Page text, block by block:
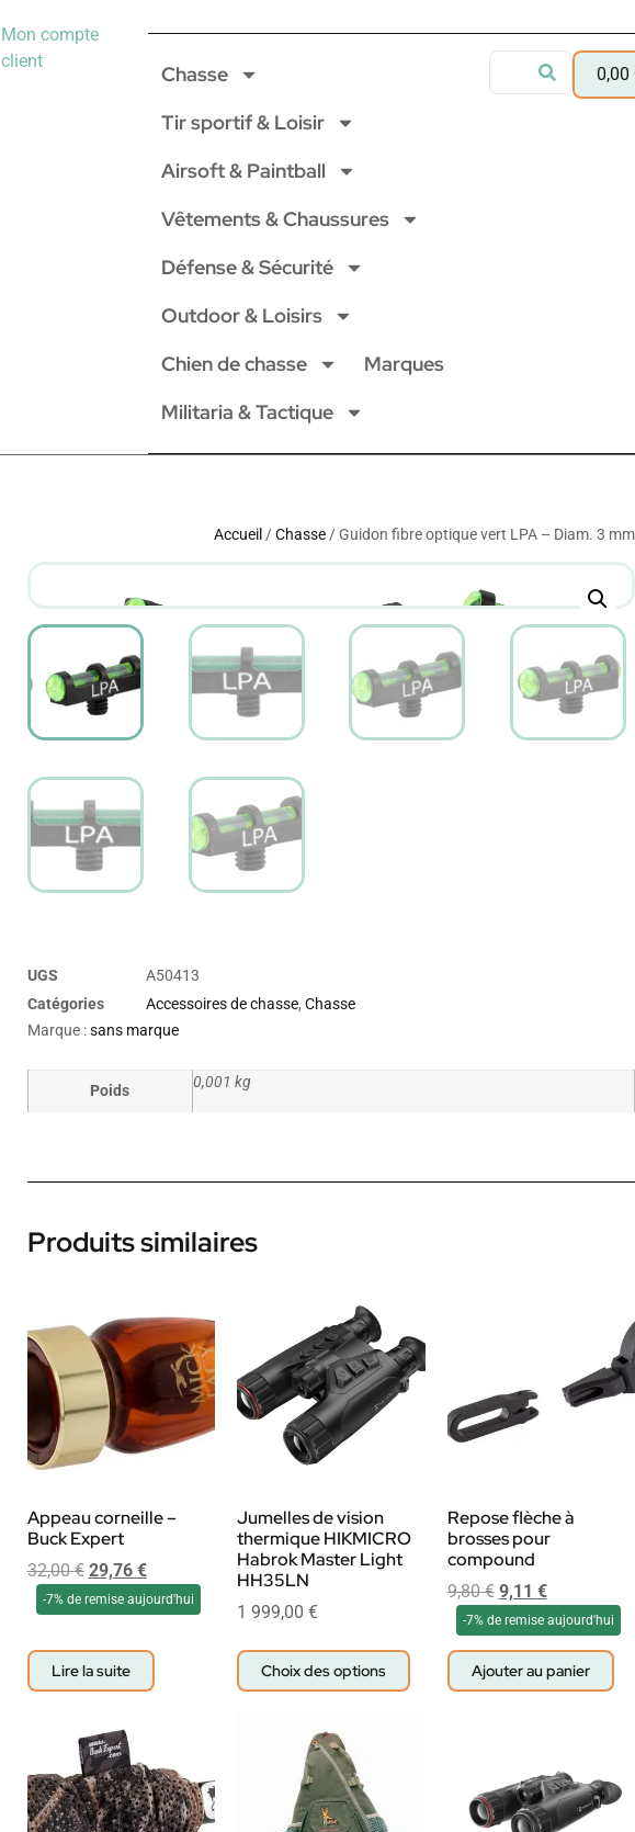
Mon compte
client
Chasse
Tir sportif & Loisir
Airsoft & Paintball
Vêtements & Chaussures
Défense & Sécurité
Outdoor & Loisirs
Chien de chasse
Marques
Militaria & Tactique
0,00
Accueil /Chasse / Guidon fibre optique vert LPA – Diam. 3 mm
UGS
A50413
Catégories
Accessoires de chasse, Chasse
Marque :sans marque
Poids 0,001 kg
Produits similaires
Appeau corneille –
Buck Expert
32,00€ 29,76 €
-7% de remise aujourd'hui
Lire la suite
Jumelles de vision
thermique HIKMICRO
Habrok Master Light
HH35LN
1 999,00€
Choix des options
Repose flèche à
brosses pour
compound
9,80€ 9,11 €
-7% de remise aujourd'hui
Ajouter au panier